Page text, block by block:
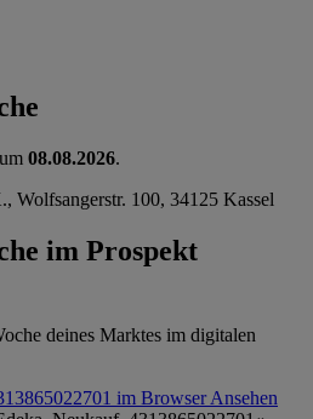
08.08.2026.
Wolfsangerstr. 100, 34125 Kassel
im Prospekt
deines Marktes im digitalen
im BrowserAnsehen